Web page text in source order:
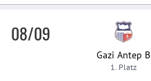
08/09
Gazi Antep B
1. Platz